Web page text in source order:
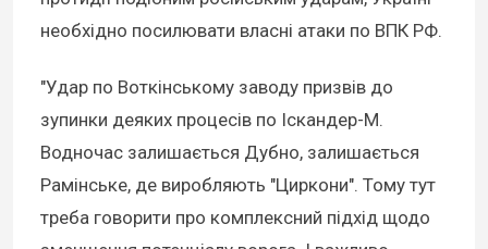
необхідно посилювати власні атаки по ВПК РФ.
"Удар по Воткінському заводу призвів до
зупинки деяких процесів по Іскандер-М.
Водночас залишається Дубно, залишається
Рамінське, де виробляють "Циркони". Тому тут
треба говорити про комплексний підхід щодо